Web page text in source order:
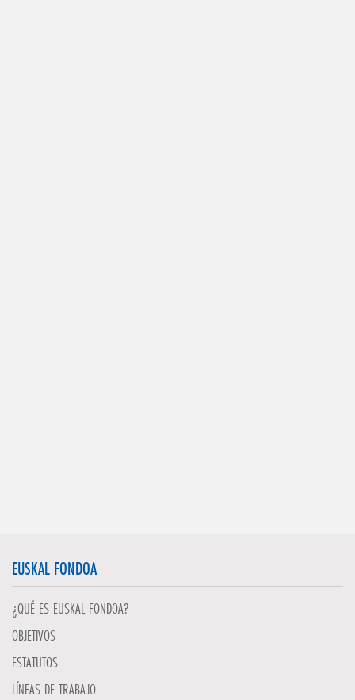
EUSKAL FONDOA
¿QUÉ ES EUSKAL FONDOA?
OBJETIVOS
ESTATUTOS
LÍNEAS DE TRABAJO